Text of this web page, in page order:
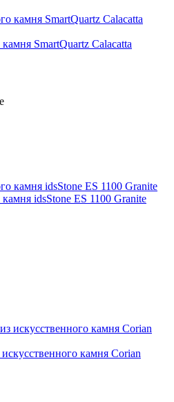
SmartQuartz Calacatta
idsStone ES 1100 Granite
камня Corian